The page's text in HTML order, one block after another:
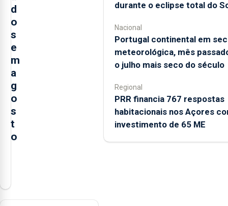
d
o
s
e
m
a
g
o
s
t
o
Municipal
durante o eclipse total do
Nacional
Portugal continental em
meteorológica, mês
o julho mais seco do século
Regional
PRR financia 767 respostas
habitacionais nos Açores
investimento de 65 ME